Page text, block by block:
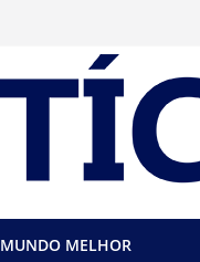
MUNDO MELHOR